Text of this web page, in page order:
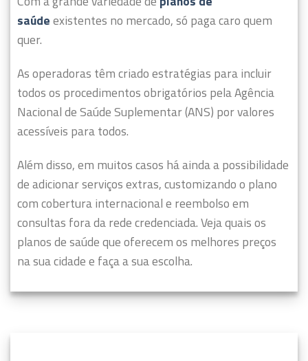
saúdeexistentes no mercado, só paga caro quem
quer.
As operadoras têm criado estratégias para incluir
todos os procedimentos obrigatórios pela Agência
Nacional de Saúde Suplementar (ANS) por valores
acessíveis para todos.
Além disso, em muitos casos há ainda a possibilidade
de adicionar serviços extras, customizando o plano
com cobertura internacional e reembolso em
consultas fora da rede credenciada. Veja quais os
planos de saúde que oferecem os melhores preços
na sua cidade e faça a sua escolha.